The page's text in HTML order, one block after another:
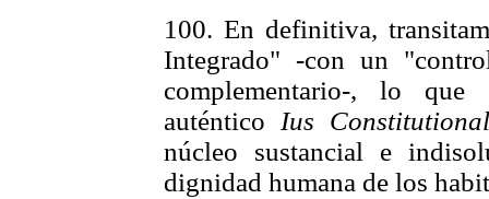
100. En definitiva,
Integrado" -con un
complementario-, lo que
auténtico Ius
núcleo sustancial e
dignidad humana de los